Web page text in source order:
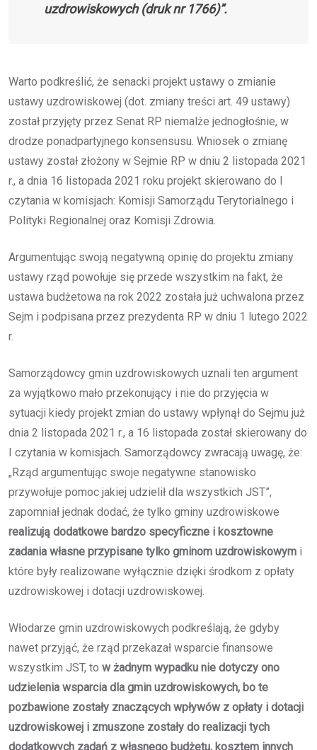
uzdrowiskowych (druk nr 1766)”.
Warto podkreślić, że senacki projekt ustawy o zmianie
ustawy uzdrowiskowej (dot. zmiany treści art. 49 ustawy)
został przyjęty przez Senat RP niemalże jednogłośnie, w
drodze ponadpartyjnego konsensusu. Wniosek o zmianę
ustawy został złożony w Sejmie RP w dniu 2 listopada 2021
r., a dnia 16 listopada 2021 roku projekt skierowano do I
czytania w komisjach: Komisji Samorządu Terytorialnego i
Polityki Regionalnej oraz Komisji Zdrowia.
Argumentując swoją negatywną opinię do projektu zmiany
ustawy rząd powołuje się przede wszystkim na fakt, że
ustawa budżetowa na rok 2022 została już uchwalona przez
Sejm i podpisana przez prezydenta RP w dniu 1 lutego 2022
r.
Samorządowcy gmin uzdrowiskowych uznali ten argument
za wyjątkowo mało przekonujący i nie do przyjęcia w
sytuacji kiedy projekt zmian do ustawy wpłynął do Sejmu już
dnia 2 listopada 2021 r., a 16 listopada został skierowany do
I czytania w komisjach. Samorządowcy zwracają uwagę, że:
„Rząd argumentując swoje negatywne stanowisko
przywołuje pomoc jakiej udzielił dla wszystkich JST”,
zapomniał jednak dodać, że tylko gminy uzdrowiskowe
realizują dodatkowe bardzo specyficzne i kosztowne
zadania własne przypisane tylko gminom uzdrowiskowym i
które były realizowane wyłącznie dzięki środkom z opłaty
uzdrowiskowej i dotacji uzdrowiskowej.
Włodarze gmin uzdrowiskowych podkreślają, że gdyby
nawet przyjąć, że rząd przekazał wsparcie finansowe
wszystkim JST, to w żadnym wypadku nie dotyczy ono
udzielenia wsparcia dla gmin uzdrowiskowych, bo te
pozbawione zostały znaczących wpływów z opłaty i dotacji
uzdrowiskowej i zmuszone zostały do realizacji tych
dodatkowych zadań z własnego budżetu, kosztem innych